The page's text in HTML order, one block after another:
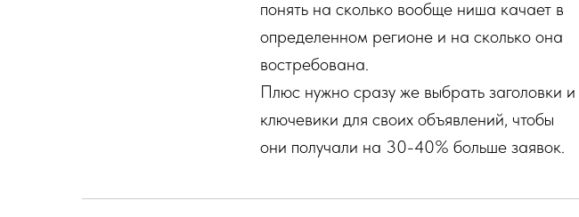
понять на сколько вообще ниша качает в
определенном регионе и на сколько она
востребована.
Плюс нужно сразу же выбрать заголовки и
ключевики для своих объявлений, чтобы
они получали на 30-40% больше заявок.